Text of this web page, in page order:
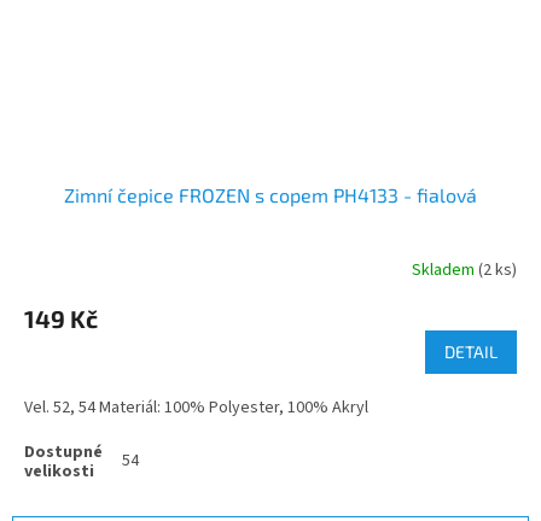
Zimní čepice FROZEN s copem PH4133 - fialová
Skladem (2 ks)
149 Kč
DETAIL
Vel. 52, 54 Materiál: 100% Polyester, 100% Akryl
54